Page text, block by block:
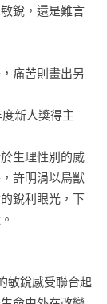
銳，還是難言
痛苦則畫出另
度新人獎得主
生理性別的威
許明涓以鳥獸
銳利眼光，下
敏銳感受聯合起